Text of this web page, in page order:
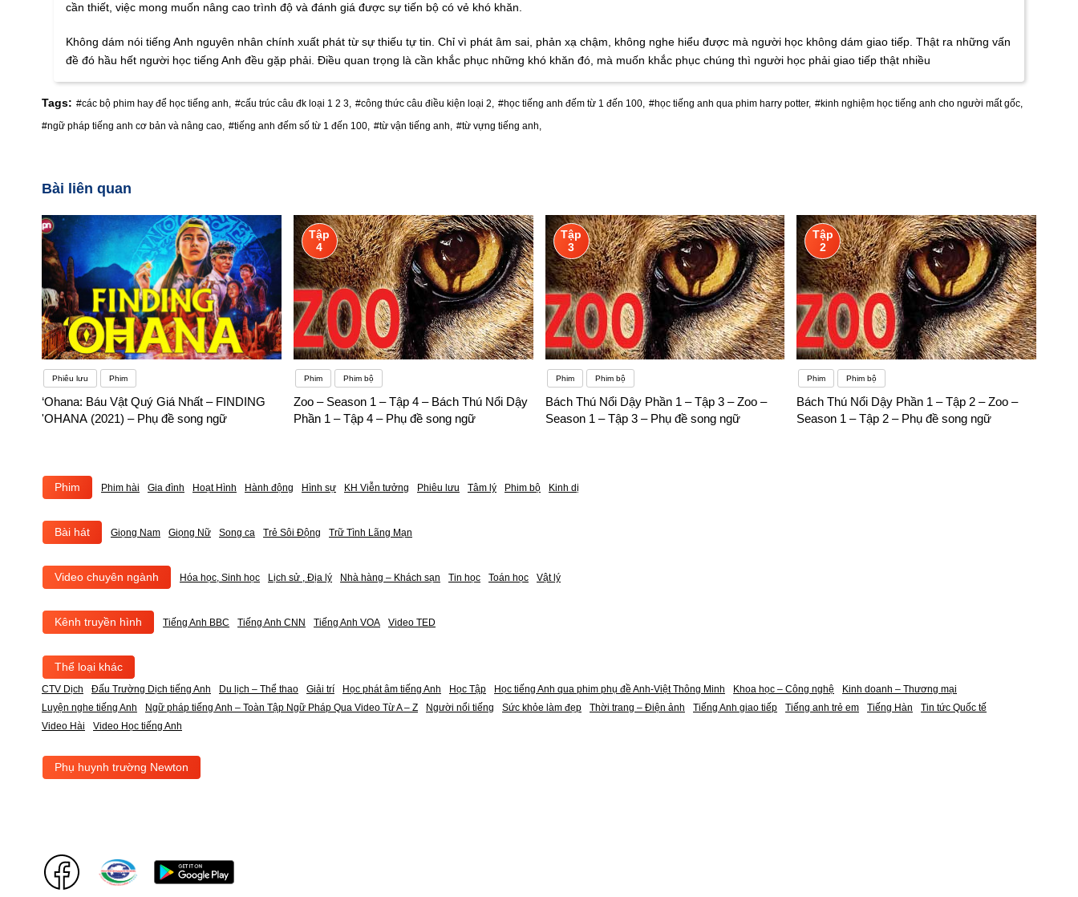
cần thiết, việc mong muốn nâng cao trình độ và đánh giá được sự tiến bộ có vẻ khó khăn.
Không dám nói tiếng Anh nguyên nhân chính xuất phát từ sự thiếu tự tin. Chỉ vì phát âm sai, phản xạ chậm, không nghe hiểu được mà người học không dám giao tiếp. Thật ra những vấn
đề đó hầu hết người học tiếng Anh đều gặp phải. Điều quan trọng là cần khắc phục những khó khăn đó, mà muốn khắc phục chúng thì người học phải giao tiếp thật nhiều
Tags: #các bộ phim hay để học tiếng anh, #cấu trúc câu đk loại 1 2 3, #công thức câu điều kiện loại 2, #học tiếng anh đếm từ 1 đến 100, #học tiếng anh qua phim harry potter, #kinh nghiệm học tiếng anh cho người mất gốc,
#ngữ pháp tiếng anh cơ bản và nâng cao, #tiếng anh đếm số từ 1 đến 100, #từ vận tiếng anh, #từ vựng tiếng anh,
Bài liên quan
Phiêu lưu Phim
‘Ohana: Báu Vật Quý Giá Nhất – FINDING
'OHANA (2021) – Phụ đề song ngữ
Tập
4
Phim Phim bộ
Zoo – Season 1 – Tập 4 – Bách Thú Nổi Dậy
Phần 1 – Tập 4 – Phụ đề song ngữ
Tập
3
Phim Phim bộ
Bách Thú Nổi Dậy Phần 1 – Tập 3 – Zoo –
Season 1 – Tập 3 – Phụ đề song ngữ
Tập
2
Phim Phim bộ
Bách Thú Nổi Dậy Phần 1 – Tập 2 – Zoo –
Season 1 – Tập 2 – Phụ đề song ngữ
Phim Phim hài Gia đình Hoạt Hình Hành động Hình sự KH Viễn tưởng Phiêu lưu Tâm lý Phim bộ Kinh dị
Bài hát Giọng Nam Giọng Nữ Song ca Trẻ Sôi Động Trữ Tình Lãng Mạn
Video chuyên ngành Hóa học, Sinh học Lịch sử , Địa lý Nhà hàng – Khách sạn Tin học Toán học Vật lý
Kênh truyền hình Tiếng Anh BBC Tiếng Anh CNN Tiếng Anh VOA Video TED
Thể loại khác
CTV Dịch Đấu Trường Dịch tiếng Anh Du lịch – Thể thao Giải trí Học phát âm tiếng Anh Học Tập Học tiếng Anh qua phim phụ đề Anh-Việt Thông Minh Khoa học – Công nghệ
Kinh doanh – Thương mại
Luyện nghe tiếng Anh
Ngữ pháp tiếng Anh – Toàn Tập Ngữ Pháp Qua Video Từ A – Z Người nổi tiếng Sức khỏe làm đẹp Thời trang – Điện ảnh Tiếng Anh giao tiếp Tiếng anh trẻ em Tiếng Hàn
Tin tức Quốc tế
Video Hài
Video Học tiếng Anh
Phụ huynh trường Newton